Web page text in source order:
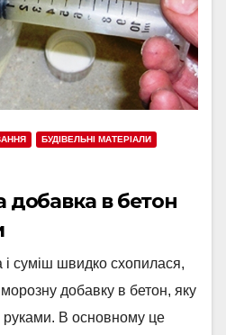
БУДІВЕЛЬНІ МАТЕРІАЛИ
в бетон
суміш швидко схопилася,
добавку в бетон, яку
руками. В основному це